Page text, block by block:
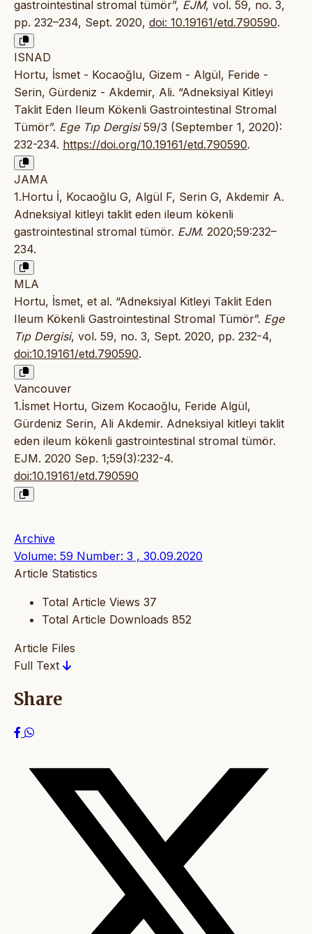
gastrointestinal stromal tümör”, EJM, vol. 59, no. 3,
pp. 232–234, Sept. 2020, doi: 10.19161/etd.790590.
ISNAD
Hortu, İsmet - Kocaoğlu, Gizem - Algül, Feride -
Serin, Gürdeniz - Akdemir, Ali. “Adneksiyal Kitleyi
Taklit Eden Ileum Kökenli Gastrointestinal Stromal
Tümör”. Ege Tıp Dergisi59/3 (September 1, 2020):
232-234. https://doi.org/10.19161/etd.790590.
JAMA
1.Hortu İ, Kocaoğlu G, Algül F, Serin G, Akdemir A.
Adneksiyal kitleyi taklit eden ileum kökenli
gastrointestinal stromal tümör. EJM. 2020;59:232–
234.
MLA
Hortu, İsmet, et al. “Adneksiyal Kitleyi Taklit Eden
Ileum Kökenli Gastrointestinal Stromal Tümör”. Ege
Tıp Dergisi, vol. 59, no. 3, Sept. 2020, pp. 232-4,
doi:10.19161/etd.790590.
Vancouver
1.İsmet Hortu, Gizem Kocaoğlu, Feride Algül,
Gürdeniz Serin, Ali Akdemir. Adneksiyal kitleyi taklit
eden ileum kökenli gastrointestinal stromal tümör.
EJM. 2020 Sep. 1;59(3):232-4.
doi:10.19161/etd.790590
Archive
Volume: 59 Number: 3 , 30.09.2020
Article Statistics
Total Article Views 37
Total Article Downloads 852
Article Files
Full Text
Share